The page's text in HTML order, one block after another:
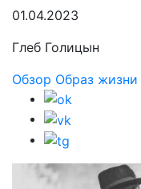
01.04.2023
Глеб Голицын
Обзор Образ жизни